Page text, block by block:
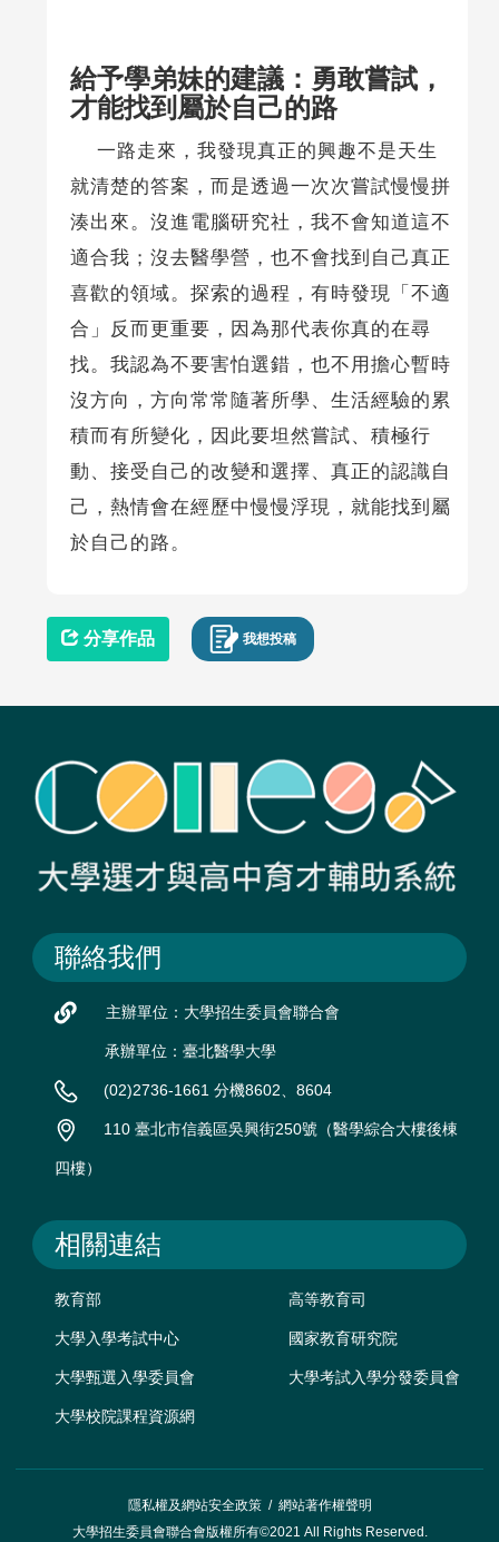
給予學弟妹的建議：勇敢嘗試，
才能找到屬於自己的路
一路走來，我發現真正的興趣不是天生
就清楚的答案，而是透過一次次嘗試慢慢拼
湊出來。沒進電腦研究社，我不會知道這不
適合我；沒去醫學營，也不會找到自己真正
喜歡的領域。探索的過程，有時發現「不適
合」反而更重要，因為那代表你真的在尋
找。我認為不要害怕選錯，也不用擔心暫時
沒方向，方向常常隨著所學、生活經驗的累
積而有所變化，因此要坦然嘗試、積極行
動、接受自己的改變和選擇、真正的認識自
己，熱情會在經歷中慢慢浮現，就能找到屬
於自己的路。
分享作品 我想投稿
聯絡我們
主辦單位：大學招生委員會聯合會
承辦單位：臺北醫學大學
(02)2736-1661 分機8602、8604
110 臺北市信義區吳興街250號（醫學綜合大樓後棟
四樓）
相關連結
教育部 高等教育司
大學入學考試中心 國家教育研究院
大學甄選入學委員會 大學考試入學分發委員會
大學校院課程資源網
隱私權及網站安全政策/ 網站著作權聲明
大學招生委員會聯合會版權所有©2021 All Rights Reserved.